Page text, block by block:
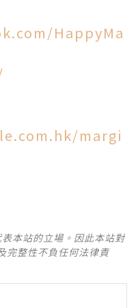
HappyMa
margi
本站的立場。因此本站對
完整性不負任何法律責